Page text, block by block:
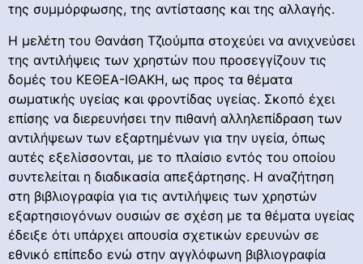
της συμμόρφωσης, της αντίστασης και της αλλαγής.
Η μελέτη του Θανάση Τζιούμπα στοχεύει να ανιχνεύσει
της αντιλήψεις των χρηστών που προσεγγίζουν τις
δομές του ΚΕΘΕΑ-ΙΘΑΚΗ, ως προς τα θέματα
σωματικής υγείας και φροντίδας υγείας. Σκοπό έχει
επίσης να διερευνήσει την πιθανή αλληλεπίδραση των
αντιλήψεων των εξαρτημένων για την υγεία, όπως
αυτές εξελίσσονται, με το πλαίσιο εντός του οποίου
συντελείται η διαδικασία απεξάρτησης. Η αναζήτηση
στη βιβλιογραφία για τις αντιλήψεις των χρηστών
εξαρτησιογόνων ουσιών σε σχέση με τα θέματα υγείας
έδειξε ότι υπάρχει απουσία σχετικών ερευνών σε
εθνικό επίπεδο ενώ στην αγγλόφωνη βιβλιογραφία